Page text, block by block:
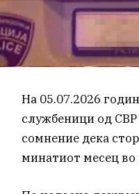
На 05.07.2026
службеници од
сомнение дека
минатиот месец во